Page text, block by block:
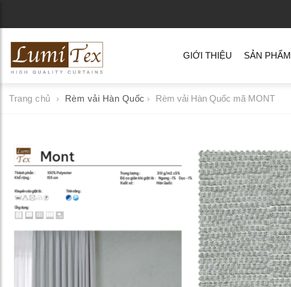
GIỚI THIỆU SẢN PHẨM
Trang chủ Rèm vải Hàn Quốc Rèm vải Hàn Quốc mã MONT